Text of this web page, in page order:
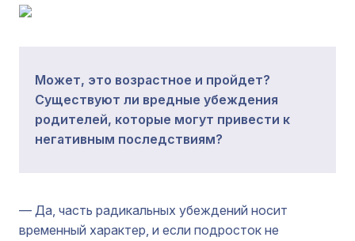
Может, это возрастное и пройдет?
Существуют ли вредные убеждения
родителей, которые могут привести к
негативным последствиям?
— Да, часть радикальных убеждений носит
временный характер, и если подросток не